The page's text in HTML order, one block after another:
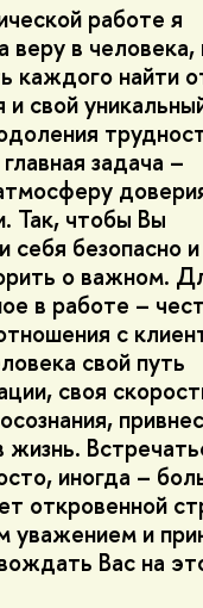
работе я
веру в человека,
каждого найти
и свой
задача –
Так, чтобы Вы
себя безопасно
о важном.
в работе –
с
свой путь
своя
жизнь.
иногда –
откровенной
уважением и
Вас на